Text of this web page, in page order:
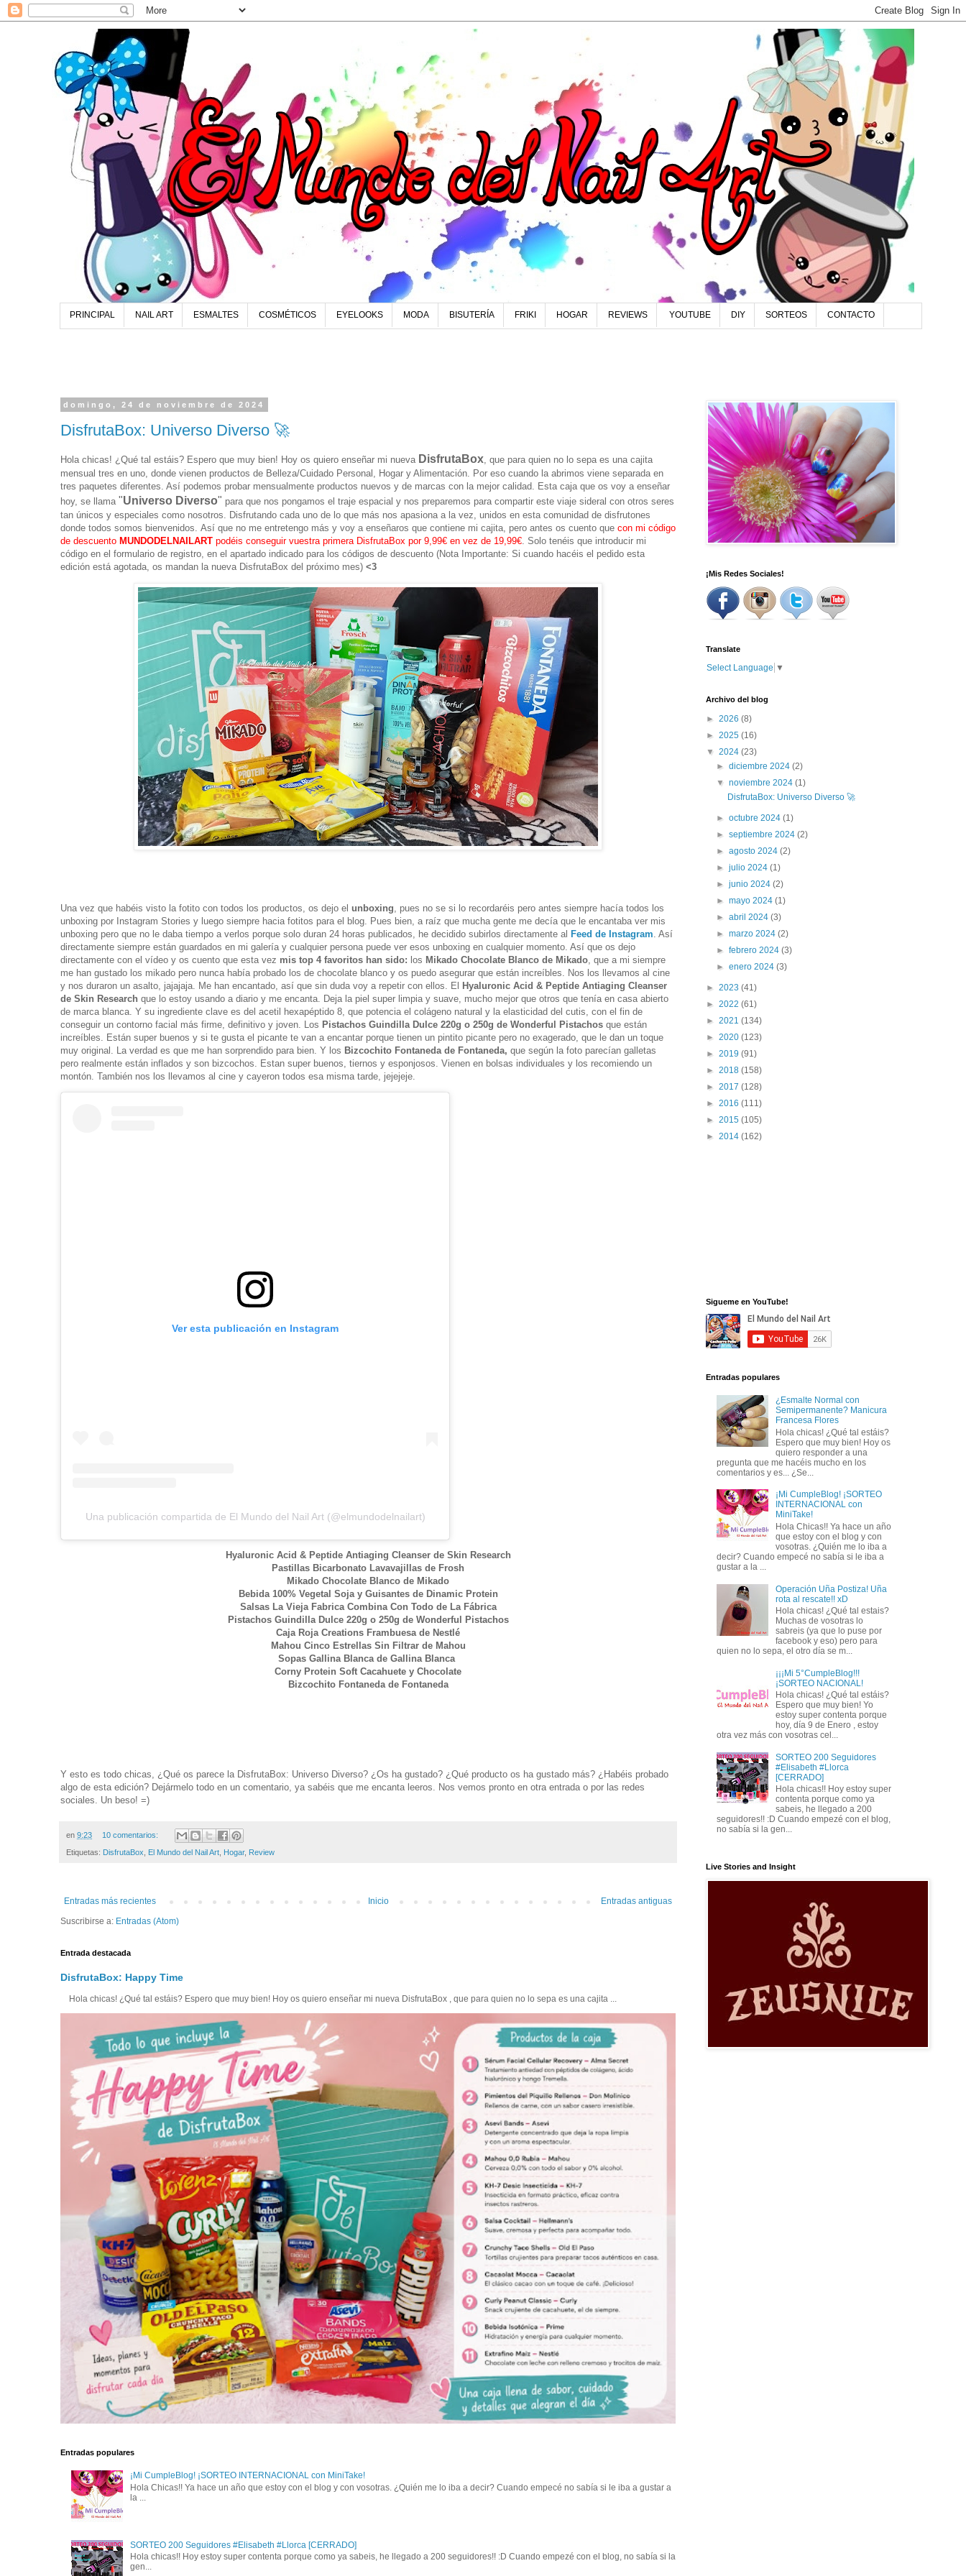
PRINCIPAL NAIL ART ESMALTES COSMÉTICOS EYELOOKS MODA BISUTERÍA FRIKI HOGAR REVIEWS YOUTUBE DIY SORTEOS CONTACTO
domingo, 24 de noviembre de 2024
DisfrutaBox: Universo Diverso 🚀
Hola chicas! ¿Qué tal estáis? Espero que muy bien! Hoy os quiero enseñar mi nueva DisfrutaBox , que para quien no lo sepa es una cajita
mensual tres en uno, donde vienen productos de Belleza/Cuidado Personal, Hogar y Alimentación. Por eso cuando la abrimos viene separada en
tres paquetes diferentes. Así podemos probar mensualmente productos nuevos y de marcas con la mejor calidad. Esta caja que os voy a enseñar
hoy, se llama "Universo Diverso" para que nos pongamos el traje espacial y nos preparemos para compartir este viaje sideral con otros seres
tan únicos y especiales como nosotros. Disfrutando cada uno de lo que más nos apasiona a la vez, unidos en esta comunidad de disfrutones
donde todos somos bienvenidos. Así que no me entretengo más y voy a enseñaros que contiene mi cajita, pero antes os cuento que con mi código
de descuento MUNDODELNAILART podéis conseguir vuestra primera DisfrutaBox por 9,99€ en vez de 19,99€ . Solo tenéis que introducir mi
código en el formulario de registro, en el apartado indicado para los códigos de descuento (Nota Importante: Si cuando hacéis el pedido esta
edición está agotada, os mandan la nueva DisfrutaBox del próximo mes) <3
Una vez que habéis visto la fotito con todos los productos, os dejo el unboxing, pues no se si lo recordaréis pero antes siempre hacía todos los
unboxing por Instagram Stories y luego siempre hacia fotitos para el blog. Pues bien, a raíz que mucha gente me decía que le encantaba ver mis
unboxing pero que no le daba tiempo a verlos porque solo duran 24 horas publicados, he decidido subirlos directamente al Feed de Instagram. Así
directamente siempre están guardados en mi galería y cualquier persona puede ver esos unboxing en cualquier momento. Así que os dejo
directamente con el vídeo y os cuento que esta vez mis top 4 favoritos han sido: los Mikado Chocolate Blanco de Mikado, que a mi siempre
me han gustado los mikado pero nunca había probado los de chocolate blanco y os puedo asegurar que están increíbles. Nos los llevamos al cine
y nos duraron un asalto, jajajaja. Me han encantado, así que sin duda voy a repetir con ellos. El
Hyaluronic Acid & Peptide Antiaging Cleanser
de Skin Research que lo estoy usando a diario y me encanta. Deja la piel super limpia y suave, mucho mejor que otros que tenía en casa abierto
de marca blanca. Y su ingrediente clave es del acetil hexapéptido 8, que potencia el colágeno natural y la elasticidad del cutis, con el fin de
conseguir un contorno facial más firme, definitivo y joven. Los Pistachos Guindilla Dulce 220g o 250g de Wonderful Pistachos que están
increíbles. Están super buenos y si te gusta el picante te van a encantar porque tienen un pintito picante pero no exagerado, que le dan un toque
muy original. La verdad es que me han sorprendido para bien. Y los Bizcochito Fontaneda de Fontaneda, que según la foto parecían galletas
pero realmente están inflados y son bizcochos. Estan super buenos, tiernos y esponjosos. Vienen en bolsas individuales y los recomiendo un
montón. También nos los llevamos al cine y cayeron todos esa misma tarde, jejejeje.
Ver esta publicación en Instagram
Una publicación compartida de El Mundo del Nail Art (@elmundodelnailart)
Hyaluronic Acid & Peptide Antiaging Cleanser de Skin Research
Pastillas Bicarbonato Lavavajillas de Frosh
Mikado Chocolate Blanco de Mikado
Bebida 100% Vegetal Soja y Guisantes de Dinamic Protein
Salsas La Vieja Fabrica Combina Con Todo de La Fábrica
Pistachos Guindilla Dulce 220g o 250g de Wonderful Pistachos
Caja Roja Creations Frambuesa de Nestlé
Mahou Cinco Estrellas Sin Filtrar de Mahou
Sopas Gallina Blanca de Gallina Blanca
Corny Protein Soft Cacahuete y Chocolate
Bizcochito Fontaneda de Fontaneda
Y esto es todo chicas, ¿Qué os parece la DisfrutaBox: Universo Diverso? ¿Os ha gustado? ¿Qué producto os ha gustado más? ¿Habéis probado
algo de esta edición? Dejármelo todo en un comentario, ya sabéis que me encanta leeros. Nos vemos pronto en otra entrada o por las redes
sociales. Un beso! =)
en 9:23 10 comentarios:
Etiquetas: DisfrutaBox El Mundo del Nail Art Hogar, Review
Entradas más recientes Entradas antiguas
Inicio
Suscribirse a: Entradas (Atom)
Entrada destacada
DisfrutaBox: Happy Time
Hola chicas! ¿Qué tal estáis? Espero que muy bien! Hoy os quiero enseñar mi nueva DisfrutaBox , que para quien no lo sepa es una cajita ...
Entradas populares
¡Mi CumpleBlog! ¡SORTEO INTERNACIONAL con MiniTake!
Hola Chicas!! Ya hace un año que estoy con el blog y con vosotras. ¿Quién me lo iba a decir? Cuando empecé no sabía si le iba a gustar a
la ...
SORTEO 200 Seguidores #Elisabeth #Llorca [CERRADO]
Hola chicas!! Hoy estoy super contenta porque como ya sabeis, he llegado a 200 seguidores!! :D Cuando empezé con el blog, no sabía si la
gen...
¡Mis Redes Sociales!
Translate
Select Language ▼
Archivo del blog
► 2026 (8)
► 2025 (16)
▼ 2024 (23)
►diciembre 2024(2)
▼noviembre 2024(1)
DisfrutaBox: Universo Diverso 🚀
►octubre 2024(1)
►septiembre 2024(2)
►agosto 2024(2)
►julio 2024(1)
►junio 2024(2)
►mayo 2024(1)
►abril 2024(3)
►marzo 2024(2)
►febrero 2024(3)
►enero 2024(3)
► 2023 (41)
► 2022 (61)
► 2021 (134)
► 2020 (123)
► 2019 (91)
► 2018 (158)
► 2017 (128)
► 2016 (111)
► 2015 (105)
► 2014 (162)
Sigueme en YouTube!
Entradas populares
¿Esmalte Normal con
Semipermanente? Manicura
Francesa Flores
Hola chicas! ¿Qué tal estáis?
Espero que muy bien! Hoy os
quiero responder a una
pregunta que me hacéis mucho en los
comentarios y es... ¿Se...
¡Mi CumpleBlog! ¡SORTEO
INTERNACIONAL con
MiniTake!
Hola Chicas!! Ya hace un año
que estoy con el blog y con
vosotras. ¿Quién me lo iba a
decir? Cuando empecé no sabía si le iba a
gustar a la ...
Operación Uña Postiza! Uña
rota al rescate!! xD
Hola chicas! ¿Qué tal estais?
Muchas de vosotras lo
sabreis (ya que lo puse por
facebook y eso) pero para
quien no lo sepa, el otro día se m...
¡¡¡Mi 5°CumpleBlog!!!
¡SORTEO NACIONAL!
Hola chicas! ¿Qué tal estáis?
Espero que muy bien! Yo
estoy super contenta porque
hoy, día 9 de Enero , estoy
otra vez más con vosotras cel...
SORTEO 200 Seguidores
#Elisabeth #Llorca
[CERRADO]
Hola chicas!! Hoy estoy super
contenta porque como ya
sabeis, he llegado a 200
seguidores!! :D Cuando empezé con el blog,
no sabía si la gen...
Live Stories and Insight